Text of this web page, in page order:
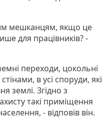
мешканцям, якщо це
для працівників? -
переходи, цокольні
в усі споруди, які
землі. Згідно з
такі приміщення
- відповів він.